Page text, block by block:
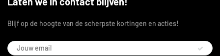
Blijf op de hoogte van de scherpste kortingen en acties!